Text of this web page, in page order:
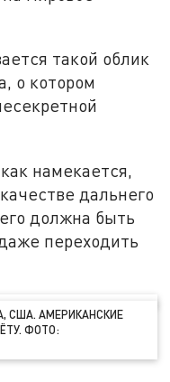
такой облик
о котором
намекается,
дальнего
должна быть
переходить
США. АМЕРИКАНСКИЕ
ФОТО: